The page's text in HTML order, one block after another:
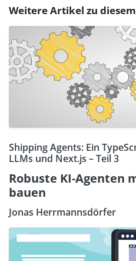
Weitere Artikel zu
Shipping Agents: Ein
LLMs und Next.js – Teil 3
Robuste KI-Agenten
bauen
Jonas Herrmannsdörfer